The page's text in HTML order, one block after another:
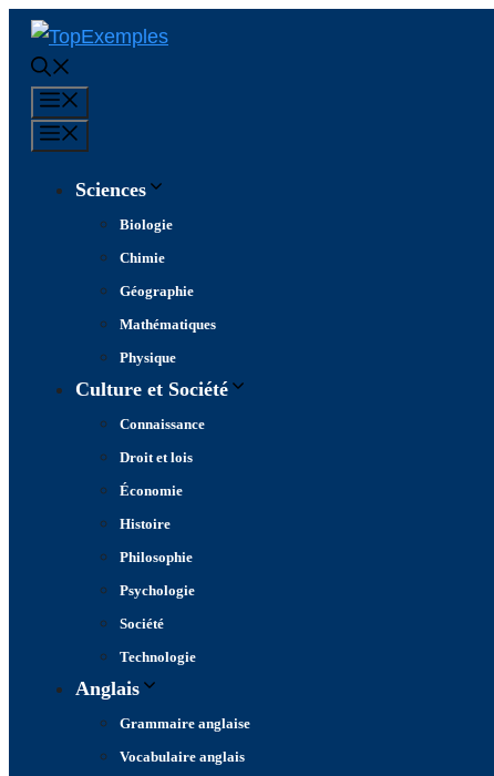
Aller
contenu
Sciences
Biologie
Chimie
Géographie
Mathématiques
Physique
Culture et Société
Connaissance
Droit et lois
Économie
Histoire
Philosophie
Psychologie
Société
Technologie
Anglais
Grammaire anglaise
Vocabulaire anglais